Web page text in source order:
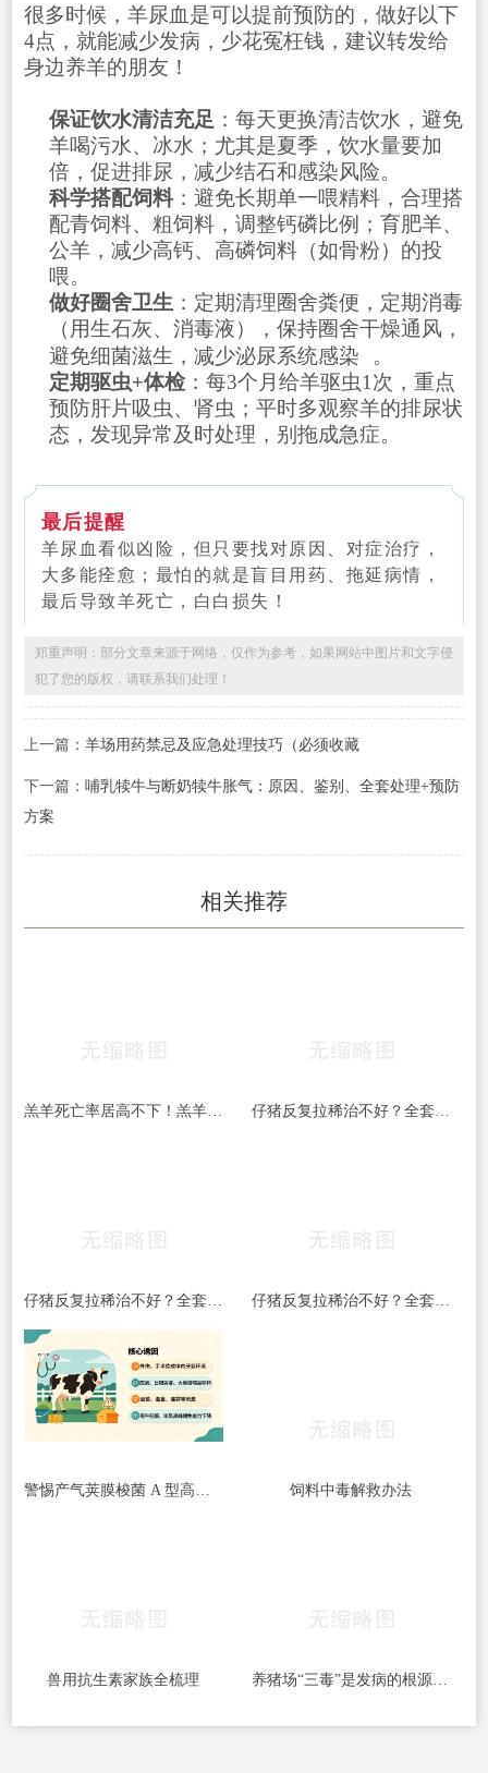
很多时候，羊尿血是可以提前预防的，做好以下
4点，就能减少发病，少花冤枉钱，建议转发给
身边养羊的朋友！
保证饮水清洁充足 ：每天更换清洁饮水，避免
羊喝污水、冰水；尤其是夏季，饮水量要加
倍，促进排尿，减少结石和感染风险。
科学搭配饲料：避免长期单一喂精料，合理搭
配青饲料、粗饲料，调整钙磷比例；育肥羊、
公羊，减少高钙、高磷饲料（如骨粉）的投
喂。
做好圈舍卫生 ：定期清理圈舍粪便，定期消毒
（用生石灰、消毒液），保持圈舍干燥通风，
避免细菌滋生，减少泌尿系统感染
。
定期驱虫+体检：每3个月给羊驱虫1次，重点
预防肝片吸虫、肾虫；平时多观察羊的排尿状
态，发现异常及时处理，别拖成急症。
最后提醒
羊尿血看似凶险，但只要找对原因、对症治疗，
大多能痊愈；最怕的就是盲目用药、拖延病情，
最后导致羊死亡，白白损失！
郑重声明：部分文章来源于网络，仅作为参考，如果网站中图片和文字侵
犯了您的版权，请联系我们处理！
上一篇： 羊场用药禁忌及应急处理技巧（必须收藏
下一篇： 哺乳犊牛与断奶犊牛胀气：原因、鉴别、全套处理+预防
方案
相关推荐
羔羊死亡率居高不下！羔羊常见5大杀手病，早发现、早预防，少伤亡！ 仔猪反复拉稀治不好？全套处理方案收好
仔猪反复拉稀治不好？全套处理方案收好 仔猪反复拉稀治不好？全套处理方案收好
警惕产气荚膜梭菌 A 型高发｜牛梭菌病综合防控指南 饲料中毒解救办法
兽用抗生素家族全梳理 养猪场“三毒”是发病的根源！搞好防治很重要！